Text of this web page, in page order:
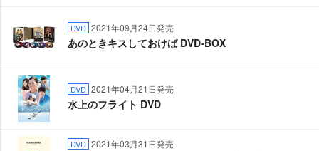
DVD 2021年09月24日発売
あのときキスしておけば DVD-BOX
DVD 2021年04月21日発売
水上のフライト DVD
DVD 2021年03月31日発売